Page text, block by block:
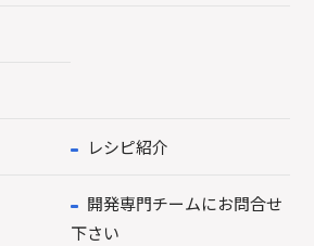
レシピ紹介
開発専門チームにお問合せ
下さい